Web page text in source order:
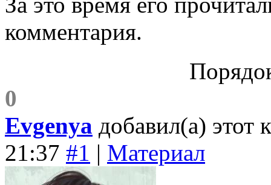
комментария.
0
Evgenya добавил(а) этот
21:37 #1 | Материал